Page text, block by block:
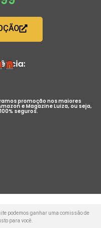
promoção nos maiores
e Magazine Luiza, ou seja,
seguros.
podemos ganhar uma comissão de
para você.